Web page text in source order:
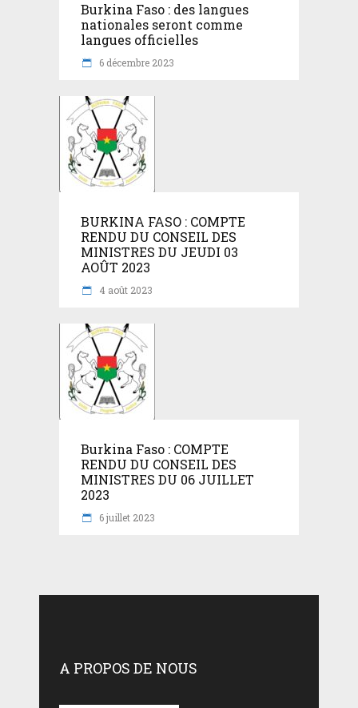
Burkina Faso : des langues
nationales seront comme
langues officielles
6 décembre 2023
BURKINA FASO : COMPTE
RENDU DU CONSEIL DES
MINISTRES DU JEUDI 03
AOÛT 2023
4 août 2023
Burkina Faso : COMPTE
RENDU DU CONSEIL DES
MINISTRES DU 06 JUILLET
2023
6 juillet 2023
A PROPOS DE NOUS